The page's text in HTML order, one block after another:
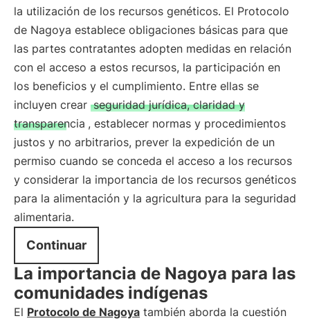
la utilización de los recursos genéticos. El Protocolo
de Nagoya establece obligaciones básicas para que
las partes contratantes adopten medidas en relación
con el acceso a estos recursos, la participación en
los beneficios y el cumplimiento. Entre ellas se
incluyen crear seguridad jurídica, claridad y
transparencia , establecer normas y procedimientos
justos y no arbitrarios, prever la expedición de un
permiso cuando se conceda el acceso a los recursos
y considerar la importancia de los recursos genéticos
para la alimentación y la agricultura para la seguridad
alimentaria.
Continuar
La importancia de Nagoya para las
comunidades indígenas
El Protocolo de Nagoya también aborda la cuestión